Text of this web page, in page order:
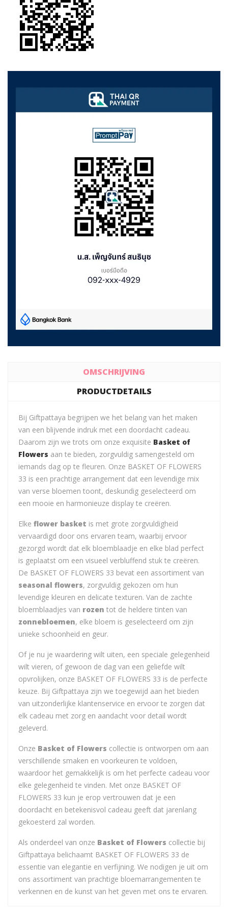
OMSCHRIJVING
PRODUCTDETAILS
Bij Giftpattaya begrijpen we het belang van het maken
van een blijvende indruk met een doordacht cadeau.
Daarom zijn we trots om onze exquisite Basket of
Flowers aan te bieden, zorgvuldig samengesteld om
iemands dag op te fleuren. Onze BASKET OF FLOWERS
33 is een prachtige arrangement dat een levendige mix
van verse bloemen toont, deskundig geselecteerd om
een mooie en harmonieuze display te creëren.
Elke flower basket is met grote zorgvuldigheid
vervaardigd door ons ervaren team, waarbij ervoor
gezorgd wordt dat elk bloemblaadje en elke blad perfect
is geplaatst om een visueel verbluffend stuk te creëren.
De BASKET OF FLOWERS 33 bevat een assortiment van
seasonal flowers, zorgvuldig gekozen om hun
levendige kleuren en delicate texturen. Van de zachte
bloemblaadjes van rozen tot de heldere tinten van
zonnebloemen, elke bloem is geselecteerd om zijn
unieke schoonheid en geur.
Of je nu je waardering wilt uiten, een speciale gelegenheid
wilt vieren, of gewoon de dag van een geliefde wilt
opvrolijken, onze BASKET OF FLOWERS 33 is de perfecte
keuze. Bij Giftpattaya zijn we toegewijd aan het bieden
van uitzonderlijke klantenservice en ervoor te zorgen dat
elk cadeau met zorg en aandacht voor detail wordt
geleverd.
Onze Basket of Flowers collectie is ontworpen om aan
verschillende smaken en voorkeuren te voldoen,
waardoor het gemakkelijk is om het perfecte cadeau voor
elke gelegenheid te vinden. Met onze BASKET OF
FLOWERS 33 kun je erop vertrouwen dat je een
doordacht en betekenisvol cadeau geeft dat jarenlang
gekoesterd zal worden.
Als onderdeel van onze Basket of Flowers collectie bij
Giftpattaya belichaamt BASKET OF FLOWERS 33 de
essentie van elegantie en verfijning. We nodigen je uit om
ons assortiment van prachtige bloemarrangementen te
verkennen en de kunst van het geven met ons te ervaren.